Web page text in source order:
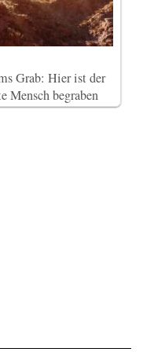
Grab: Hier ist der
Mensch begraben